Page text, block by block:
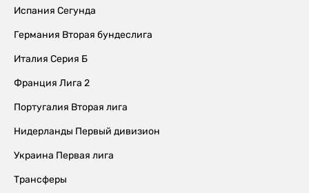
Испания Сегунда
Германия Вторая бундеслига
Италия Серия Б
Франция Лига 2
Португалия Вторая лига
Нидерланды Первый дивизион
Украина Первая лига
Трансферы